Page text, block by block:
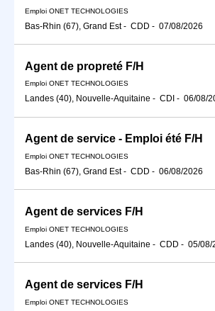
Emploi ONET TECHNOLOGIES
Bas-Rhin (67), Grand Est- CDD - 07/08/2026
Agent de propreté F/H
Emploi ONET TECHNOLOGIES
Landes (40), Nouvelle-Aquitaine - CDI - 06/08/
Agent de service - Emploi été F/H
Emploi ONET TECHNOLOGIES
Bas-Rhin (67), Grand Est- CDD - 06/08/2026
Agent de services F/H
Emploi ONET TECHNOLOGIES
Landes (40), Nouvelle-Aquitaine - CDD - 05/08/
Agent de services F/H
Emploi ONET TECHNOLOGIES